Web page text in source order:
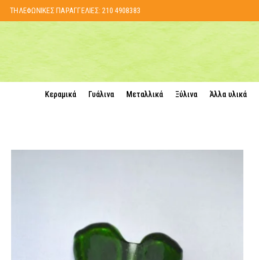
ΤΗΛΕΦΩΝΙΚΕΣ ΠΑΡΑΓΓΕΛΙΕΣ:210 4908383
Κεραμικά Γυάλινα Μεταλλικά Ξύλινα Άλλα υλικά